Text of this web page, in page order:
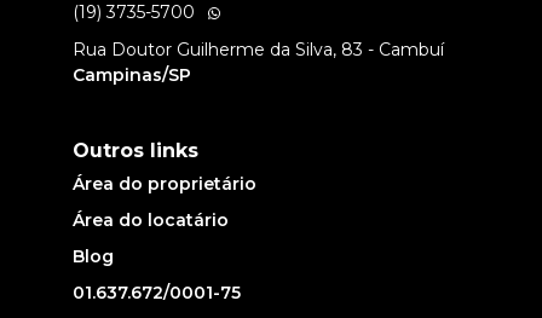
(19) 3735-5700
Rua Doutor Guilherme da Silva, 83 - Cambuí
Campinas/SP
Outros links
Área do proprietário
Área do locatário
Blog
01.637.672/0001-75